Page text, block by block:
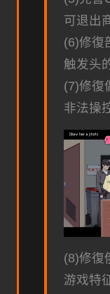
可退出
(6)修復
触发头
(7)修復
非法操
(8)修復
游戏特